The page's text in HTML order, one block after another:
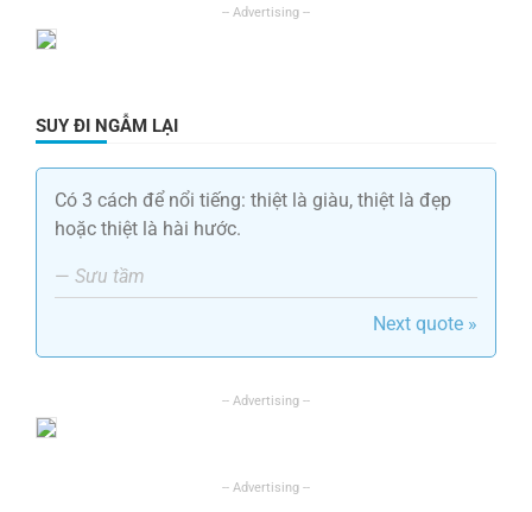
SUY ĐI NGẪM LẠI
Có 3 cách để nổi tiếng: thiệt là giàu, thiệt là đẹp
hoặc thiệt là hài hước.
— Sưu tầm
Next quote »